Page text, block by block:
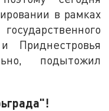
в рамках
Приднестровья
подытожил